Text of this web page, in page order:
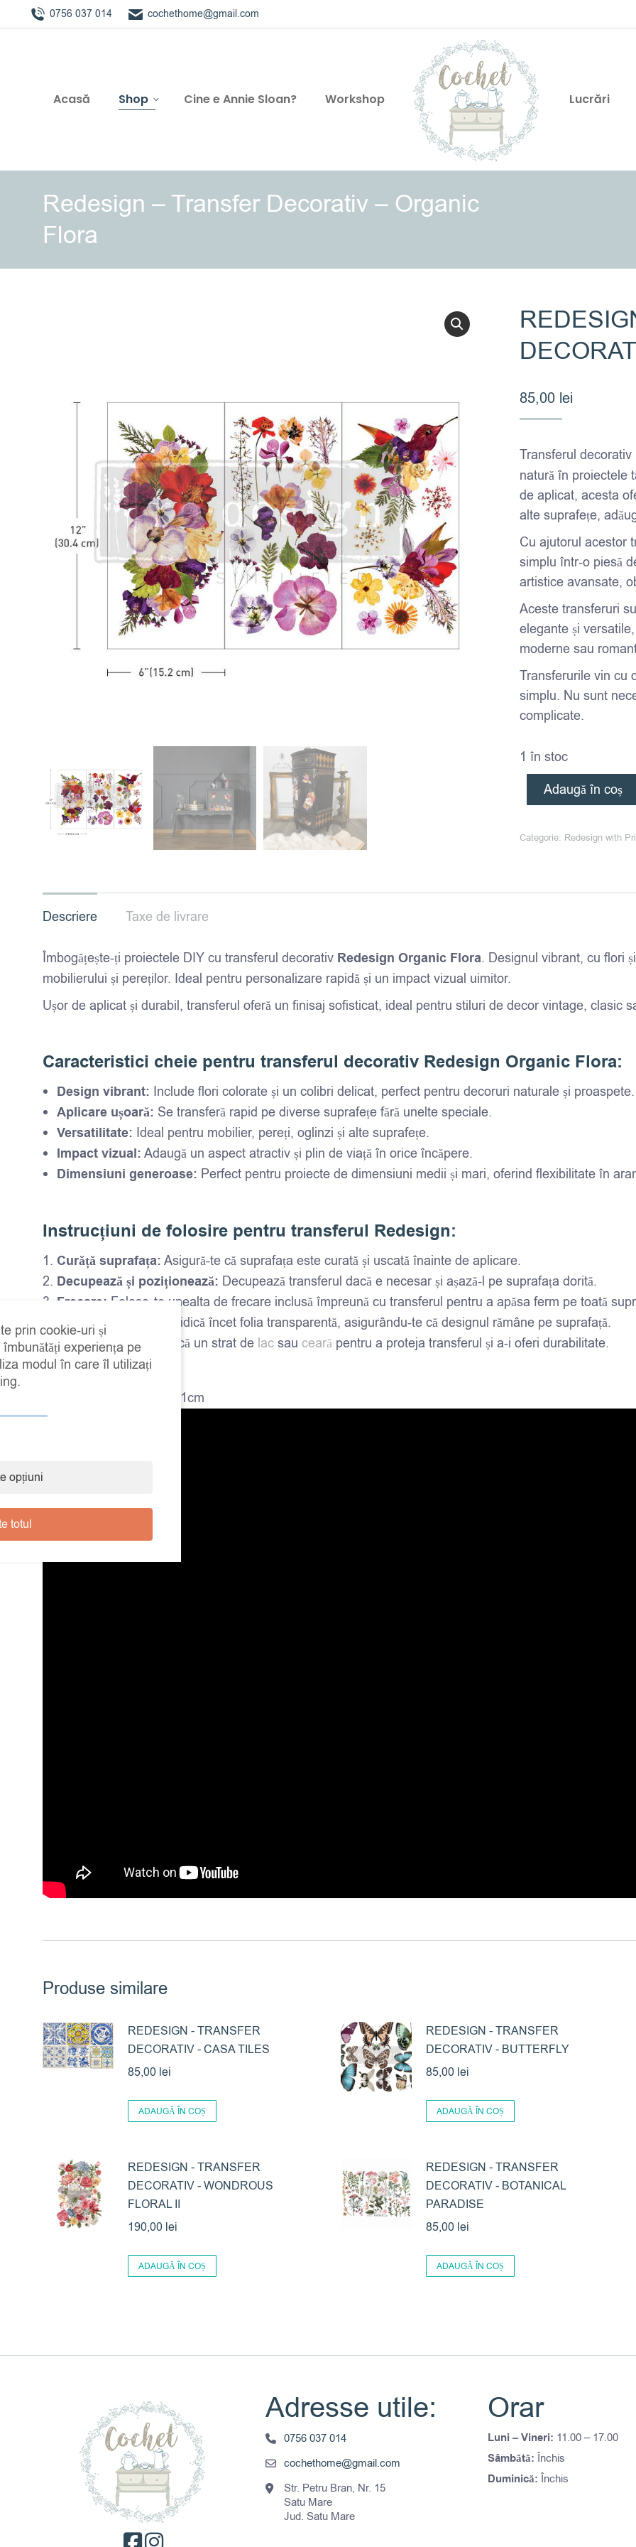
0756 037 014 cochethome@gmail.com
Acasă Shop Cine e Annie Sloan? Workshop Lucrări
Redesign – Transfer Decorativ – Organic
Flora
85,00 lei
Transferul decorativ
natură în proiectele
de aplicat, acesta
alte suprafețe,
Cu ajutorul acestor
simplu într-o piesă
artistice avansate,
Aceste transferuri
elegante și
moderne sau
Transferurile vin cu
simplu. Nu sunt
complicate.
1 în stoc
Adaugă în coș
Categorie: Redesign with
Descriere Taxe de livrare
Îmbogățește-ți proiectele DIY cu transferul decorativ Redesign Organic Flora. Designul vibrant, cu flori
mobilierului și pereților. Ideal pentru personalizare rapidă și un impact vizual uimitor.
Ușor de aplicat și durabil, transferul oferă un finisaj sofisticat, ideal pentru stiluri de decor vintage, clasic
Caracteristici cheie pentru transferul decorativ Redesign Organic Flora:
Design vibrant: Include flori colorate și un colibri delicat, perfect pentru decoruri naturale și proaspete.
Aplicare ușoară: Se transferă rapid pe diverse suprafețe fără unelte speciale.
Versatilitate: Ideal pentru mobilier, pereți, oglinzi și alte suprafețe.
Impact vizual: Adaugă un aspect atractiv și plin de viață în orice încăpere.
Dimensiuni generoase: Perfect pentru proiecte de dimensiuni medii și mari, oferind flexibilitate în
Instrucțiuni de folosire pentru transferul Redesign:
Curăță suprafața: Asigură-te că suprafața este curată și uscată înainte de aplicare.
Decupează și poziționează: Decupează transferul dacă e necesar și așază-l pe suprafața dorită.
Frecare: Folosește unealta de frecare inclusă împreună cu transferul pentru a apăsa ferm pe toată
Îndepărtează folia: Ridică încet folia transparentă, asigurându-te că designul rămâne pe suprafață.
Fixează:La final, aplică un strat de lac sau ceară pentru a proteja transferul și a-i oferi durabilitate.
Marime: 3 coli de 15.2*31cm
Produse similare
REDESIGN - TRANSFER
DECORATIV - CASA TILES
85,00 lei
ADAUGĂ ÎN COȘ
REDESIGN - TRANSFER
DECORATIV - BUTTERFLY
85,00 lei
ADAUGĂ ÎN COȘ
REDESIGN - TRANSFER
DECORATIV - WONDROUS
FLORAL II
190,00 lei
ADAUGĂ ÎN COȘ
REDESIGN - TRANSFER
DECORATIV - BOTANICAL
PARADISE
85,00 lei
ADAUGĂ ÎN COȘ
Adresse utile:
0756 037 014
cochethome@gmail.com
Str. Petru Bran, Nr. 15
Satu Mare
Jud. Satu Mare
Orar
Luni – Vineri: 11.00 – 17.00
Sâmbătă: Închis
Duminică: Închis
prin cookie-uri și
experiența pe
modul în care îl utilizați
opțiuni
totul